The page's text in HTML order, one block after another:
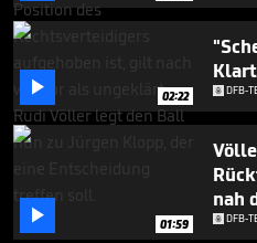
 02:22 DFB-
 01:59
nah
DFB-